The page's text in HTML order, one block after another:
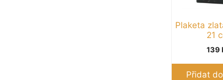
Plaketa
21
139
Přidat